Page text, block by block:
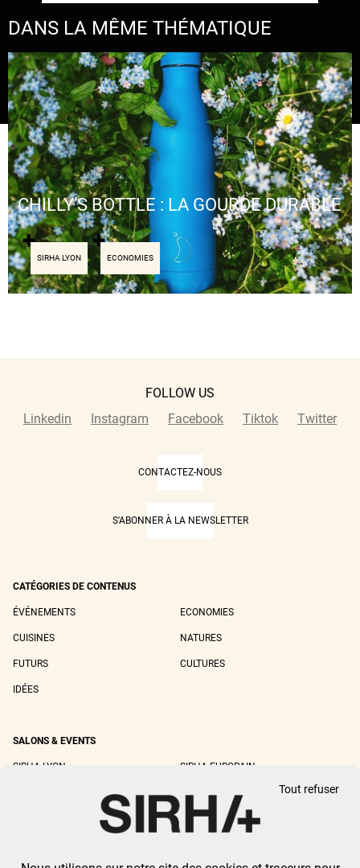
DANS LA MÊME THÉMATIQUE
SIRHA LYON ECONOMIES
CHILLY’S BOTTLE : LA GOURDE DURABLE
FOLLOW US
Linkedin
Instagram Facebook Tiktok Twitter
CONTACTEZ-NOUS
S'ABONNER À LA NEWSLETTER
CATÉGORIES DE CONTENUS
ÉVÉNEMENTS ECONOMIES
CUISINES NATURES
FUTURS CULTURES
IDÉES
SALONS & EVENTS
SIRHA LYON SIRHA EUROPAIN
SIRHA WORLD PASTRY CUPTout refuser